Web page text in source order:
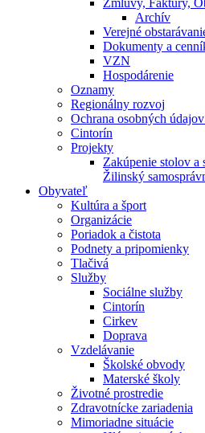
Zmluvy, Faktúry,
Archív
Verejné
Dokumenty a
VZN
Hospodárenie
Oznamy
Regionálny rozvoj
Ochrana osobných
Cintorín
Projekty
Zakúpenie stolov a
Žilinský
Obyvateľ
Kultúra a šport
Organizácie
Poriadok a čistota
Podnety a pripomienky
Tlačivá
Služby
Sociálne služby
Cintorín
Cirkev
Doprava
Vzdelávanie
Školské obvody
Materské školy
Životné prostredie
Zdravotnícke zariadenia
Mimoriadne situácie